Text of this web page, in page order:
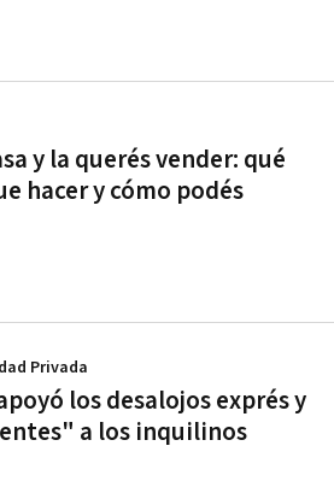
y la querés vender: qué
hacer y cómo podés
los desalojos exprés y
a los inquilinos
Privada